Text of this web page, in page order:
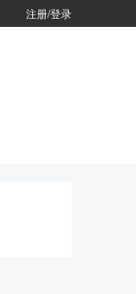
注册/登录